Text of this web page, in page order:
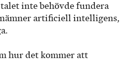
inte behövde fundera
artificiell intelligens,
hur det kommer att